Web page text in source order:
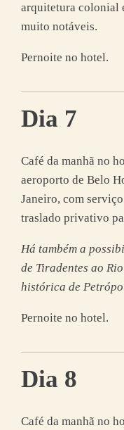
arquitetura colonial
muito notáveis.
Pernoite no hotel.
Dia 7
Café da manhã no
aeroporto de Belo
Janeiro, com
traslado privativo
Há também a
de Tiradentes ao
histórica de
Pernoite no hotel.
Dia 8
Café da manhã no